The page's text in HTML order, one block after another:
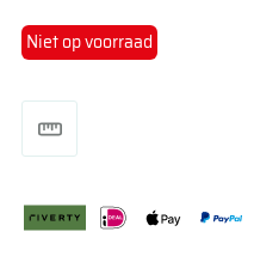
Niet op voorraad